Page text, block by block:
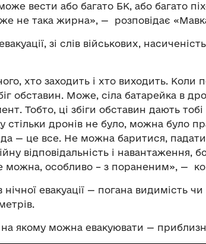
вести або багато БК, або багато
не така жирна», — розповідає
зі слів військових,
хто заходить і хто виходить. Коли
обставин. Може, сіла батарейка в
Тобто, ці збіги обставин дають
стільки дронів не було, можна було
— це все. Не можна баритися,
відповідальність і навантаження,
можна, особливо – з пораненим», —
евакуації — погана видимість
на якому можна евакуювати —